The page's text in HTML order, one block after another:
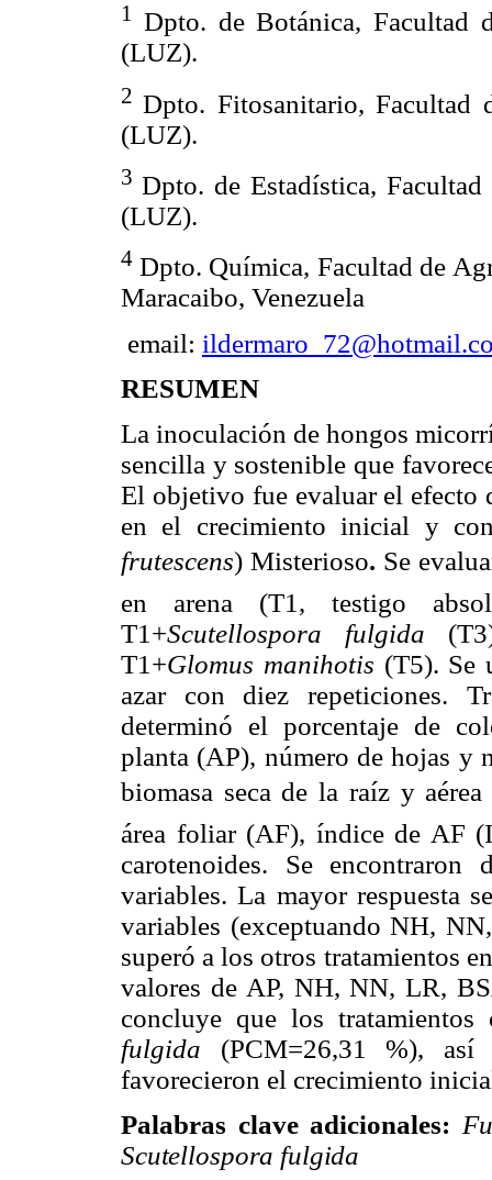
1 Dpto. de Botánica, Facultad
(LUZ).
2Dpto. Fitosanitario, Facultad
(LUZ).
3 Dpto. de Estadística,
(LUZ).
4 Dpto. Química, Facultad de
Maracaibo, Venezuela
email:
RESUMEN
La inoculación de hongos
sencilla y sostenible que
El objetivo fue evaluar el
en el crecimiento inicial y
frutescens) Misterioso. Se
en arena (T1, testigo
T1+Scutellospora fulgida
T1+Glomus manihotis (T5). Se
azar con diez repeticiones.
determinó el porcentaje de
planta (AP), número de hojas
biomasa seca de la raíz y
área foliar (AF), índice de AF
carotenoides. Se encontraron
variables. La mayor respuesta
variables (exceptuando NH,
superó a los otros tratamientos
valores de AP, NH, NN, LR,
concluye que los
fulgida
(PCM=26,31%), así
favorecieron el crecimiento
Palabras clave adicionales:
Scutellospora fulgida